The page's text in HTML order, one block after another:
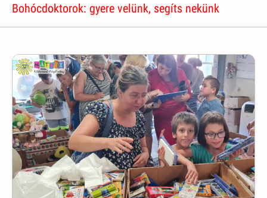
Bohócdoktorok: gyere velünk, segíts nekünk